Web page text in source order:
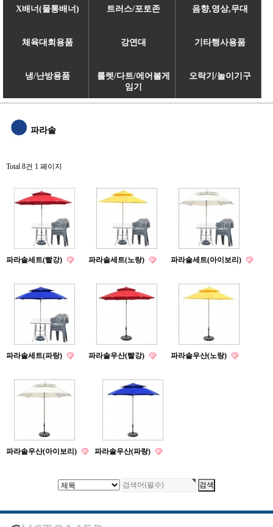
X배너(물통배너) 트러스/포토존 음향,영상,무대
체육대회용품 강연대 기타행사용품
냉/난방용품
룰렛/다트/에어볼게
임기
오락기/놀이기구
파라솔
Total 8건 1 페이지
파라솔세트(빨강) 파라솔세트(노랑) 파라솔세트(아이보리)
파라솔세트(파랑) 파라솔우산(빨강) 파라솔우산(노랑)
파라솔우산(아이보리) 파라솔우산(파랑)